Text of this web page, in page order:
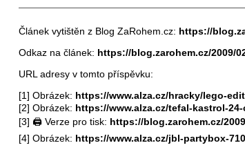
Článek vytištěn z Blog ZaRohem.cz: https://
Odkaz na článek: https://blog.zarohem.cz/2009/
URL adresy v tomto příspěvku:
[1] Obrázek: https://www.alza.cz/hracky/lego-
[2] Obrázek: https://www.alza.cz/tefal-kastrol-
[3] 🖨 Verze pro tisk: https://blog.zarohem.cz/
[4] Obrázek: https://www.alza.cz/jbl-partybox-